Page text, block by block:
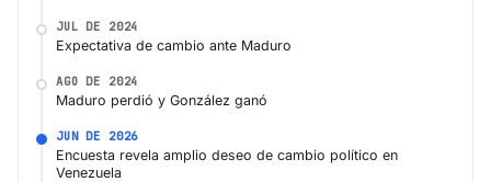
JUL DE 2024
Expectativa de cambio ante Maduro
AGO DE 2024
Maduro perdió y González ganó
JUN DE 2026
Encuesta revela amplio deseo de cambio político en
Venezuela